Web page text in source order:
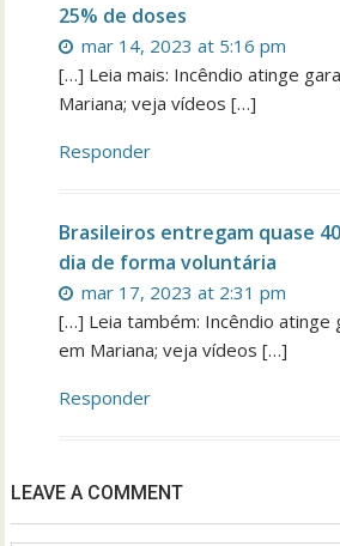
25% de doses
mar 14, 2023 at 5:16 pm
[…] Leia mais: Incêndio atinge
Mariana; veja vídeos […]
Responder
Brasileiros entregam quase
dia de forma voluntária
mar 17, 2023 at 2:31 pm
[…] Leia também: Incêndio atinge
em Mariana; veja vídeos […]
Responder
LEAVE A COMMENT